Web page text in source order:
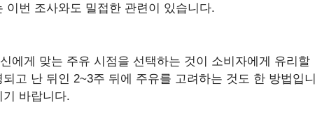
번 조사와도 밀접한 관련이 있습니다.
에게 맞는 주유 시점을 선택하는 것이 소비자에게 유리할
고 난 뒤인 2~3주 뒤에 주유를 고려하는 것도 한 방법입니
바랍니다.